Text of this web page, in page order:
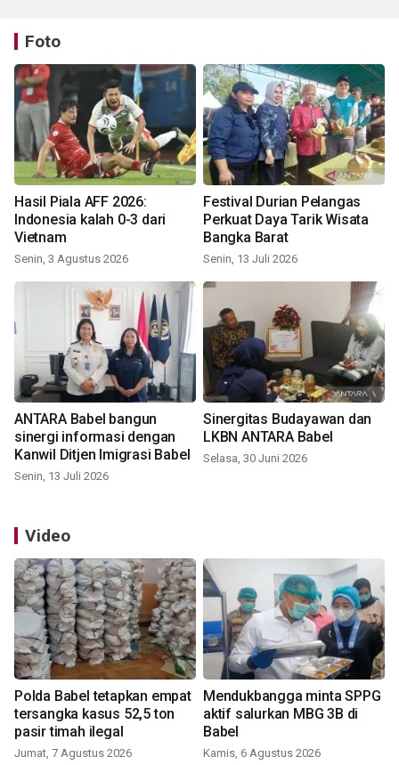
Foto
Hasil Piala AFF 2026:
Indonesia kalah 0-3 dari
Vietnam
Senin, 3 Agustus 2026
Festival Durian Pelangas
Perkuat Daya Tarik Wisata
Bangka Barat
Senin, 13 Juli 2026
ANTARA Babel bangun
sinergi informasi dengan
Kanwil Ditjen Imigrasi Babel
Senin, 13 Juli 2026
Sinergitas Budayawan dan
LKBN ANTARA Babel
Selasa, 30 Juni 2026
Video
Polda Babel tetapkan empat
tersangka kasus 52,5 ton
pasir timah ilegal
Jumat, 7 Agustus 2026
Mendukbangga minta SPPG
aktif salurkan MBG 3B di
Babel
Kamis, 6 Agustus 2026